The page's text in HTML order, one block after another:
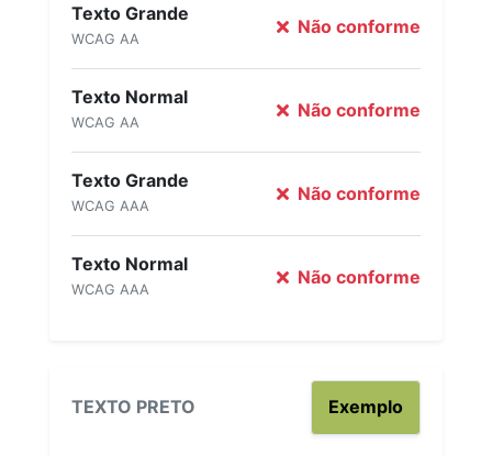
Texto Grande
WCAG AA
Não conforme
Texto Normal
WCAG AA
Não conforme
Texto Grande
WCAG AAA
Não conforme
Texto Normal
WCAG AAA
Não conforme
TEXTO PRETO Exemplo